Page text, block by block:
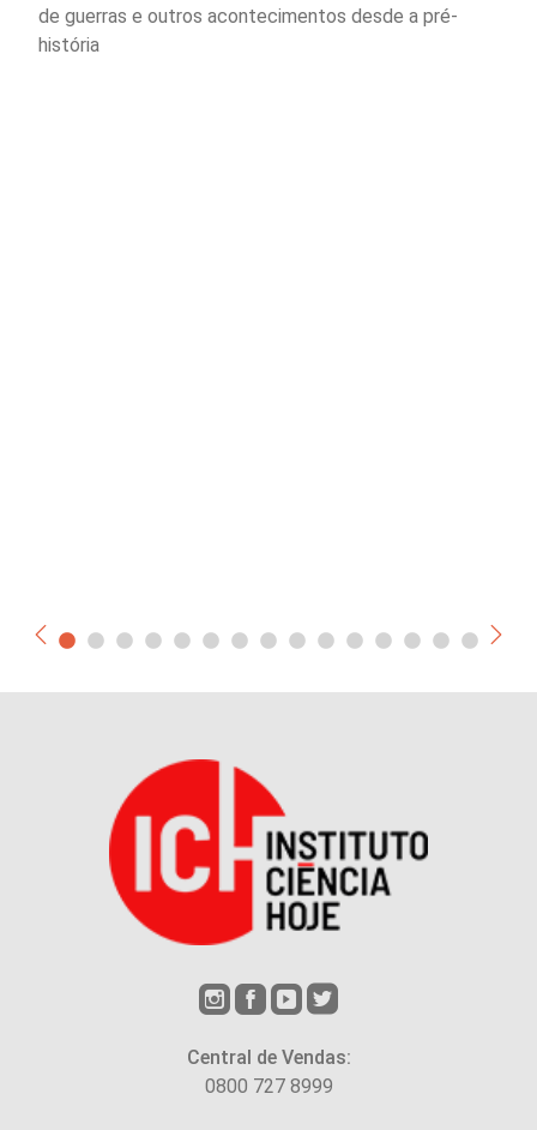
de guerras e outros acontecimentos desde a pré-
história
Central de Vendas:
0800 727 8999